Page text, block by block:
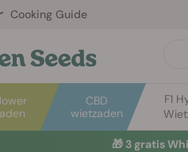
Cooking Guide
CBD
wietzaden
F1
🎁 3 gratis